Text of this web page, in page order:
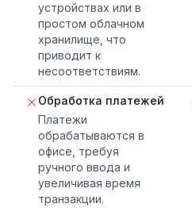
устройствах или в
простом облачном
хранилище, что
приводит к
несоответствиям.
Обработка платежей
Платежи
обрабатываются в
офисе, требуя
ручного ввода и
увеличивая время
транзакции.